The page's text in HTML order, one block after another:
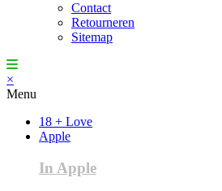
Contact
Retourneren
Sitemap
×
Menu
18 + Love
Apple
In Apple